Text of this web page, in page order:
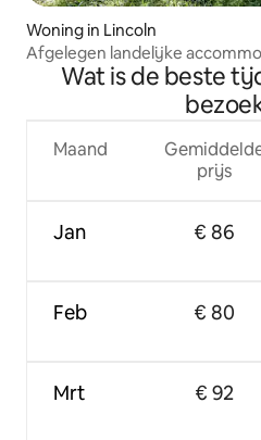
Woning in Lincoln
Afgelegen landelijke
Lincoln, New Mexico
Wat is de beste
Maand
Jan
Feb
Mrt
prijs
€ 86
€ 80
€ 92